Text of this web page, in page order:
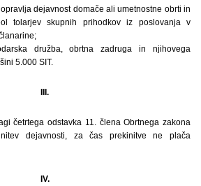
dejavnost domače ali umetnostne obrti in
tolarjev skupnih prihodkov iz poslovanja v
družba, obrtna zadruga in njihovega
5.000 SIT.
III.
četrtega odstavka 11. člena Obrtnega zakona
dejavnosti, za čas prekinitve ne plača
IV.